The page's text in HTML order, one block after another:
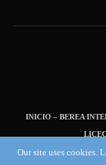
INICIO – BEREA
Our site uses cookies.